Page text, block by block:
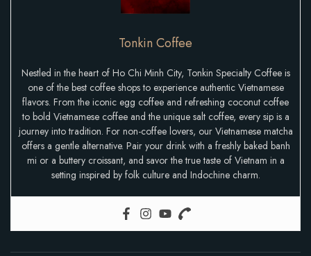
Tonkin Coffee
Nestled in the heart of Ho Chi Minh City, Tonkin Specialty Coffee is
one of the best coffee shops to experience authentic Vietnamese
flavors. From the iconic egg coffee and refreshing coconut coffee
to bold Vietnamese coffee and the unique salt coffee, every sip is a
journey into tradition. For non-coffee lovers, our Vietnamese matcha
offers a gentle alternative. Pair your drink with a freshly baked banh
mi or a buttery croissant, and savor the true taste of Vietnam in a
setting inspired by folk culture and Indochine charm.